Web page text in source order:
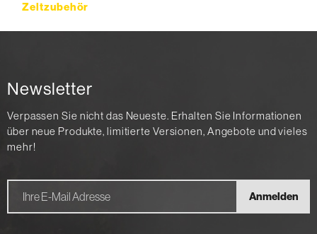
Zeltzubehör
Newsletter
Verpassen Sie nicht das Neueste. Erhalten Sie Informationen
über neue Produkte, limitierte Versionen, Angebote und vieles
mehr!
Anmelden